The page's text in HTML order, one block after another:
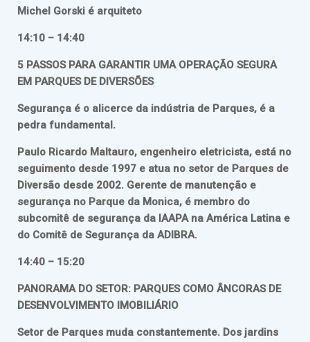
Michel Gorski é arquiteto
14:10 – 14:40
5 PASSOS PARA GARANTIR UMA OPERAÇÃO SEGURA
EM PARQUES DE DIVERSÕES
Segurança é o alicerce da indústria de Parques, é a
pedra fundamental.
Paulo Ricardo Maltauro, engenheiro eletricista, está no
seguimento desde 1997 e atua no setor de Parques de
Diversão desde 2002. Gerente de manutenção e
segurança no Parque da Monica, é membro do
subcomitê de segurança da IAAPA na América Latina e
do Comitê de Segurança da ADIBRA.
14:40 – 15:20
PANORAMA DO SETOR: PARQUES COMO ÂNCORAS DE
DESENVOLVIMENTO IMOBILIÁRIO
Setor de Parques muda constantemente. Dos jardins